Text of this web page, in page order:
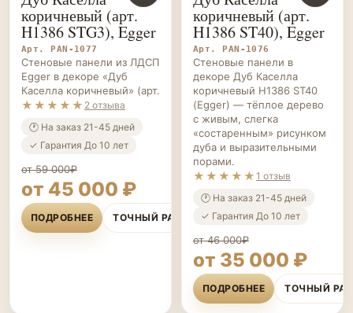
коричневый (арт.
H1386 STG3), Egger
Арт. PAN-1077
Стеновые панели из ЛДСП
Egger в декоре «Дуб
Каселла коричневый» (арт.
★★★★★ 2 отзыва
🕐 На заказ 21-45 дней
✓ Гарантия До 10 лет
от 59 000₽
от 45 000 ₽
ПОДРОБНЕЕ ТОЧНЫЙ РАСЧЁТ
коричневый (арт.
H1386 ST40), Egger
Арт. PAN-1076
Стеновые панели в
декоре Дуб Каселла
коричневый H1386 ST40
(Egger) — тёплое дерево
с живым, слегка
«состаренным» рисунком
дуба и выразительными
порами.
★★★★★ 1 отзыв
🕐 На заказ 21-45 дней
✓ Гарантия До 10 лет
от 46 000₽
от 35 000 ₽
ПОДРОБНЕЕ ТОЧНЫЙ